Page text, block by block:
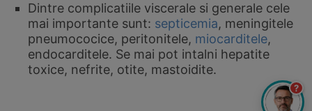
Dintre complicatiile viscerale si generale cele
mai importante sunt: septicemia, meningitele
pneumococice, peritonitele, miocarditele,
endocarditele. Se mai pot intalni hepatite
toxice, nefrite, otite, mastoidite.
?